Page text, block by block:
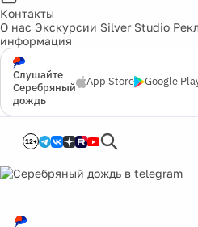
Контакты
О нас Экскурсии Silver Studio
информация
Слушайте
Серебряный
дождь
App Store Google
12+